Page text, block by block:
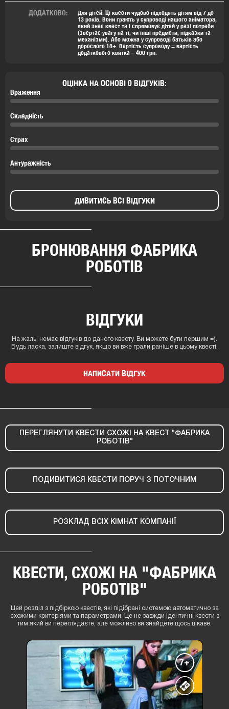
ОЦІНКА НА ОСНОВІ 0 ВІДГУКІВ:
Враження
Складність
Страх
Антуражність
ДИВИТИСЬ ВСІ ВІДГУКИ
ДОДАТКОВО:
Для дітей: Ці квести чудово підходять дітям від 7 до
13 років. Вони грають у супроводі нашого аніматора,
який знає квест та і спрямовує дітей у разі потреби
(звертає увагу на ті, чи інші предмети, підказки та
механізми). Або можна у супроводі батьків або
дорослого 18+. Вартість супроводу = вартість
додаткового квитка – 400 грн.
БРОНЮВАННЯ ФАБРИКА
РОБОТІВ
ВІДГУКИ
На жаль, немає відгуків до даного квесту. Ви можете бути першим =).
Будь ласка, залиште відгук, якщо ви вже грали раніше в цьому квесті.
НАПИСАТИ ВІДГУК
ПЕРЕГЛЯНУТИ КВЕСТИ СХОЖІ НА КВЕСТ "ФАБРИКА
РОБОТІВ"
ПОДИВИТИСЯ КВЕСТИ ПОРУЧ З ПОТОЧНИМ
РОЗКЛАД ВСІХ КІМНАТ КОМПАНІЇ
КВЕСТИ, СХОЖІ НА "ФАБРИКА
РОБОТІВ"
Цей розділ з підбіркою квестів, які підібрані системою автоматично за
схожими критеріями та параметрами. Це не завжди ідентичні квести з
тим який ви переглядаєте, але можливо ви знайдете щось цікаве.
7+